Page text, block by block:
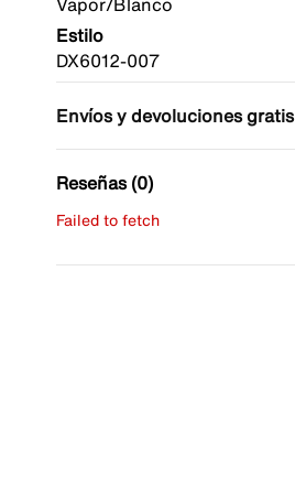
Estilo
DX6012-007
Envíos y devoluciones gratis
Reseñas (0)
Failed to fetch